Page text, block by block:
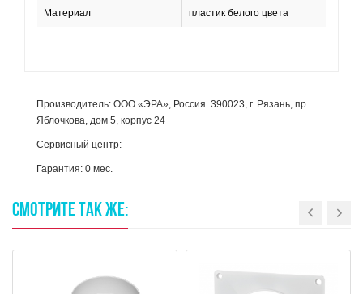
Материал пластик белого цвета
Производитель: ООО «ЭРА», Россия. 390023, г. Рязань, пр.
Яблочкова, дом 5, корпус 24
Сервисный центр: -
Гарантия: 0 мес.
СМОТРИТЕ ТАКЖЕ: